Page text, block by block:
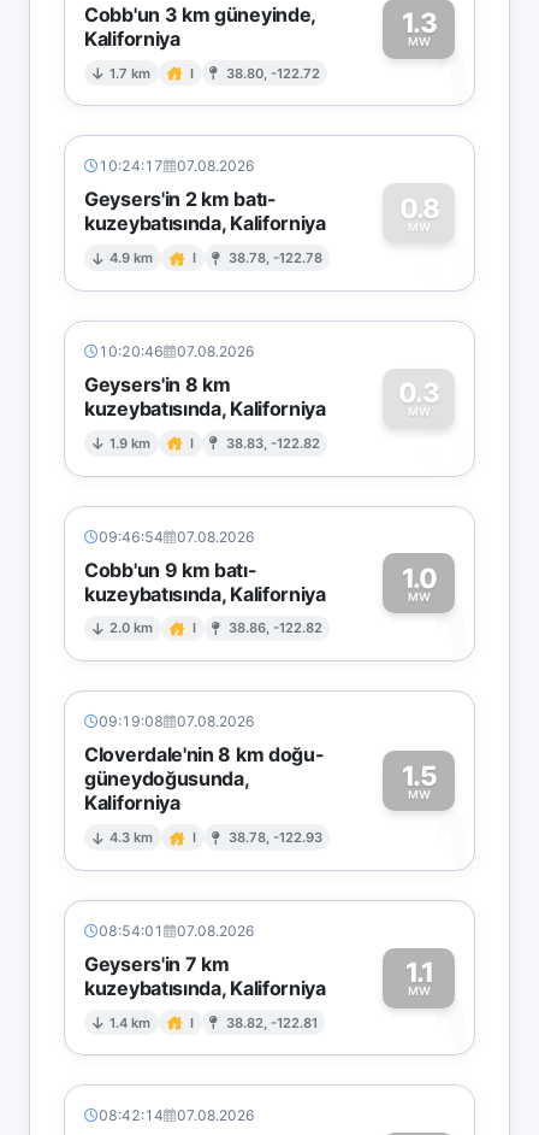
Cobb'un 3 km güneyinde,
Kaliforniya
1.7 km I 38.80, -122.72
1.3
MW1
10:24:17 07.08.2026
Geysers'in 2 km batı-
kuzeybatısında, Kaliforniya
4.9 km I 38.78, -122.78
0.8
MW
0
10:20:46 07.08.2026
Geysers'in 8 km
kuzeybatısında, Kaliforniya
1.9 km I 38.83, -122.82
0.3
MW
0
09:46:54 07.08.2026
Cobb'un 9 km batı-
kuzeybatısında, Kaliforniya
2.0 km I 38.86, -122.82
1.0
MW1
09:19:08 07.08.2026
Cloverdale'nin 8 km doğu-
güneydoğusunda,
Kaliforniya
4.3 km I 38.78, -122.93
1.5
MW
1
08:54:01 07.08.2026
Geysers'in 7 km
kuzeybatısında, Kaliforniya
1.4 km I 38.82, -122.81
1.1
MW1
08:42:14 07.08.2026